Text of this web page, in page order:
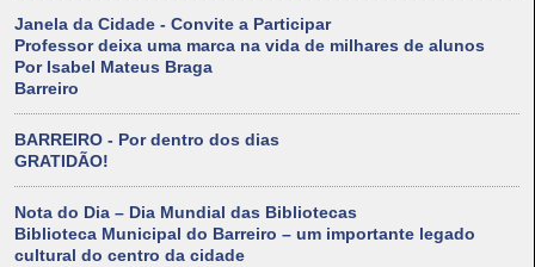
Janela da Cidade - Convite a Participar
Professor deixa uma marca na vida de milhares de alunos
Por Isabel Mateus Braga
Barreiro
BARREIRO - Por dentro dos dias
GRATIDÃO!
Nota do Dia – Dia Mundial das Bibliotecas
Biblioteca Municipal do Barreiro – um importante legado
cultural do centro da cidade